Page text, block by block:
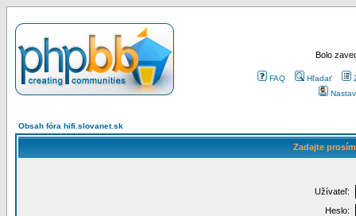
Bolo
FAQ Hľadať
Obsah fóra hifi.slovanet.sk
Zadajte
Užívateľ:
Heslo: